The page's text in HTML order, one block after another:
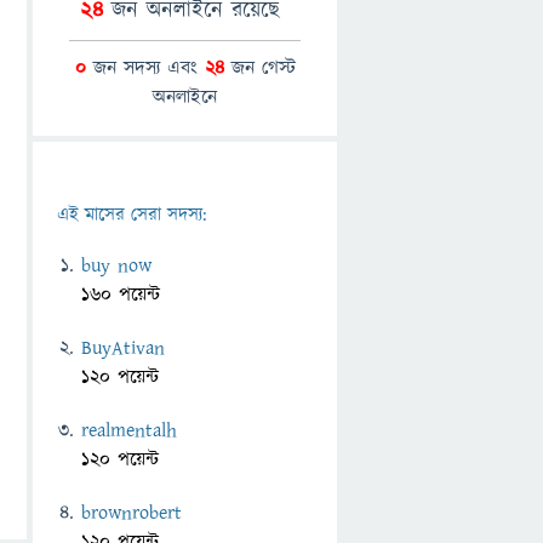
24জন অনলাইনে রয়েছে
0জন সদস্য এবং 24জন গেস্ট
অনলাইনে
এই মাসের সেরা সদস্য:
buy now
160 পয়েন্ট
BuyAtivan
120 পয়েন্ট
realmentalh
120 পয়েন্ট
brownrobert